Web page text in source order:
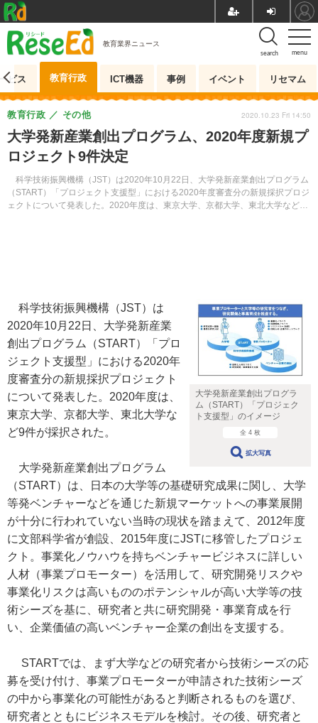
menu
search
教育業界ニュース
ビス 教育行政 ICT機器 事例 イベント リセマム
大学発新産業創出プログラム、2020年度新規プ
ロジェクト9件決定
科学技術振興機構（JST）は2020年10月22日、大学発新産業創出プログラム
（START）「プロジェクト支援型」における2020年度審査分の新規採択プロジ
ェクトについて発表した。2020年度は、東京大学、京都大学、東北大学など9
教育行政 その他 2020.10.23 Fri 14:50
大学発新産業創出プログラ
ム（START）「プロジェク
ト支援型」のイメージ
全 4 枚
拡大写真
科学技術振興機構（JST）は
2020年10月22日、大学発新産業
創出プログラム（START）「プロ
ジェクト支援型」における2020年
度審査分の新規採択プロジェクト
について発表した。2020年度は、
東京大学、京都大学、東北大学な
ど9件が採択された。
大学発新産業創出プログラム
（START）は、日本の大学等の基礎研究成果に関し、大学
等発ベンチャーなどを通じた新規マーケットへの事業展開
が十分に行われていない当時の現状を踏まえて、2012年度
に文部科学省が創設、2015年度にJSTに移管したプロジェ
クト。事業化ノウハウを持ちベンチャービジネスに詳しい
人材（事業プロモーター）を活用して、研究開発リスクや
事業化リスクは高いもののポテンシャルが高い大学等の技
術シーズを基に、研究者と共に研究開発・事業育成を行
い、企業価値の高いベンチャー企業の創出を支援する。
STARTでは、まず大学などの研究者から技術シーズの応
募を受け付け、事業プロモーターが申請された技術シーズ
の中から事業化の可能性があると判断されるものを選び、
研究者とともにビジネスモデルを検討。その後、研究者と